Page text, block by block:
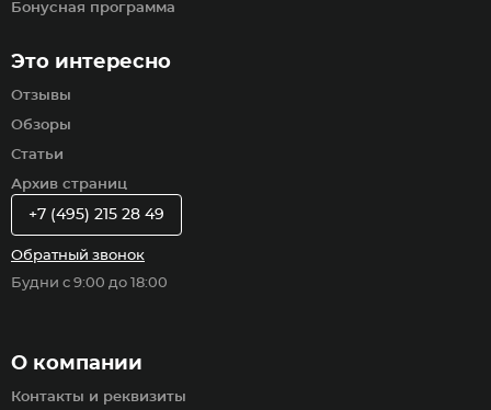
Бонусная программа
Это интересно
Отзывы
Обзоры
Статьи
Архив страниц
О компании
Контакты и реквизиты
+7 (495) 215 28 49
Обратный звонок
Будни с 9:00 до 18:00